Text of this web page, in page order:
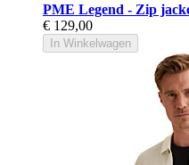
PME Legend - Zip
€ 129,00
In Winkelwagen